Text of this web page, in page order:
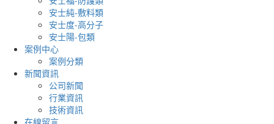
安士純-敷料類
安士度-高分子
安士陽-包類
案例中心
案例分類
新聞資訊
公司新聞
行業資訊
技術資訊
在線留言